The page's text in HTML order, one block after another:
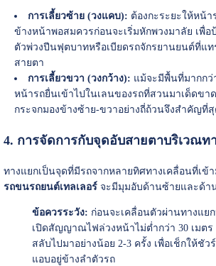
การเลี้ยวซ้าย (วงแคบ): ต้องกะระยะให้หน้า
ข้างหน้าพอสมควรก่อนจะเริ่มหักพวงมาลัย เพื่อ
ตัวพ่วงปีนฟุตบาทหรือเบียดรถจักรยานยนต์ที่แท
สายตา
การเลี้ยวขวา (วงกว้าง): แม้จะมีพื้นที่มากกว่
หน้ารถยื่นเข้าไปในเลนของรถที่สวนมาเด็ดขา
กระจกมองข้างซ้าย-ขวาอย่างถี่ถ้วนจึงสำคัญที่สุ
4. การจัดการกับจุดอับสายตาบริเวณท
ทางแยกเป็นจุดที่มีรถจากหลายทิศทางเคลื่อนที่เข้
รถขนรถยนต์เทลเลอร์จะมีมุมอับด้านซ้ายและด้า
ข้อควรระวัง: ก่อนจะเคลื่อนตัวผ่านทางแย
เปิดสัญญาณไฟล่วงหน้าไม่ต่ำกว่า 30 เมตร
สลับไปมาอย่างน้อย 2-3 ครั้ง เพื่อเช็กให้ชัว
แอบอยู่ข้างลำตัวรถ